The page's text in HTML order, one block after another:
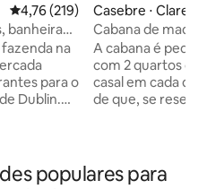
4,76 de uma avaliação média de
4,76 (219)
banheira
na
para o
Dublin.
uma
na nossa
Casebre ⋅
Cabana de
A cabana é
com 2 quartos
casal em cada
de que, se
cidade é um
tempo de viagem
populares para